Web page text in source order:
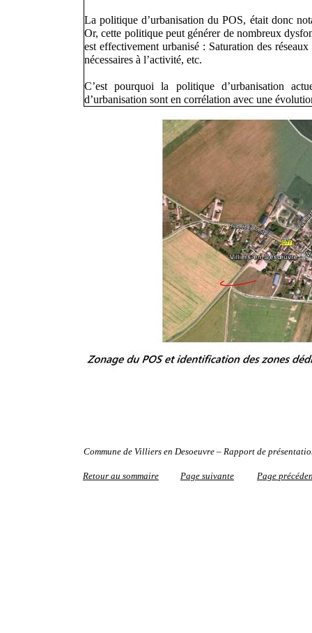
La politique d’urbanisation du POS, était donc
Or, cette politique peut générer de nombreux
est effectivement urbanisé : Saturation des
nécessaires à l’activité, etc.
C’est pourquoi la politique d’urbanisation
d’urbanisation sont en corrélation avec une
Commune de Villiers en Desoeuvre – Rapport de
Retour au sommaire Page suivante Page